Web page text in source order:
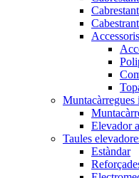
Elevador
Taules
Estàndar